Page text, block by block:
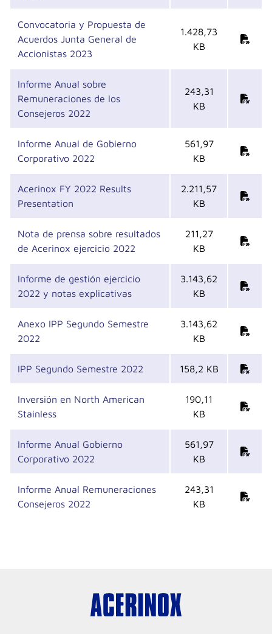
Convocatoria y Propuesta de
Acuerdos Junta General de
Accionistas 2023
1.428,73
KB
Informe Anual sobre
Remuneraciones de los
Consejeros 2022
243,31
KB
Informe Anual de Gobierno
Corporativo 2022
561,97
KB
Acerinox FY 2022 Results
Presentation
2.211,57
KB
Nota de prensa sobre resultados
de Acerinox ejercicio 2022
211,27
KB
Informe de gestión ejercicio
2022 y notas explicativas
3.143,62
KB
Anexo IPP Segundo Semestre
2022
3.143,62
KB
IPP Segundo Semestre 2022 158,2 KB
Inversión en North American
Stainless
190,11
KB
Informe Anual Gobierno
Corporativo 2022
561,97
KB
Informe Anual Remuneraciones
Consejeros 2022
243,31
KB